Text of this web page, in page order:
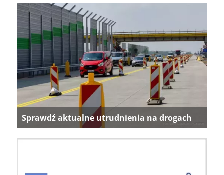
Sprawdź aktualne utrudnienia na drogach